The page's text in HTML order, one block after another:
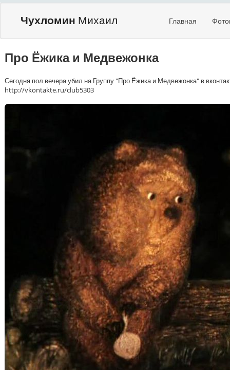
Чухломин Михаил Главная
Про Ёжика и Медвежонка
Сегодня пол вечера убил на Группу "Про Ёжика и Медвежонка" в
http://vkontakte.ru/club5303